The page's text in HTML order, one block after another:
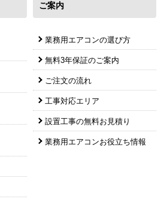
ご案内
業務用エアコンの選び方
無料3年保証のご案内
ご注文の流れ
工事対応エリア
設置工事の無料お見積り
業務用エアコンお役立ち情報